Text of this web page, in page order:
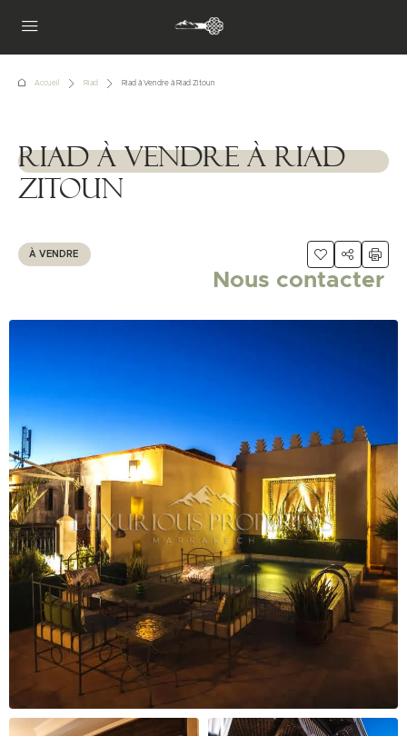
Accueil Riad Riad à Vendre à Riad Zitoun
1111111
Riad à Vendre à Riad
Zitoun
À VENDRE
Nous contacter